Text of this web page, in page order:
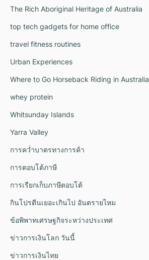
The Rich Aboriginal Heritage of Australia
top tech gadgets for home office
travel fitness routines
Urban Experiences
Where to Go Horseback Riding in Australia
whey protein
Whitsunday Islands
Yarra Valley
การคว่ำบาตรทางการค้า
การตอบโต้ภาษี
การเรียกเก็บภาษีตอบโต้
กินโปรตีนเยอะเกินไป อันตรายไหม
ข้อพิพาทเศรษฐกิจระหว่างประเทศ
ข่าวการเงินโลก วันนี้
ข่าวการเงินไทย